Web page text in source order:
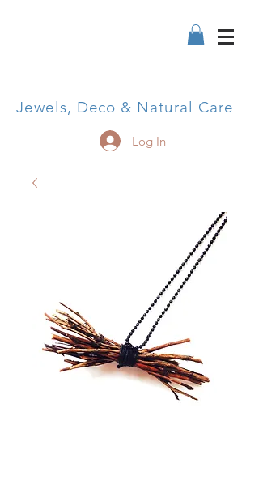
Jewels, Deco & Natural Care
Log In